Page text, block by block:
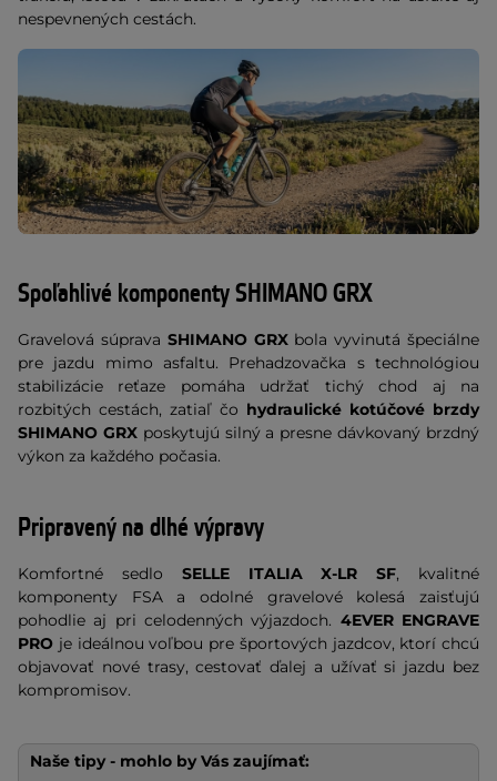
nespevnených cestách.
Spoľahlivé komponenty SHIMANO GRX
Gravelová súprava SHIMANO GRXbola vyvinutá špeciálne
pre jazdu mimo asfaltu. Prehadzovačka s technológiou
stabilizácie reťaze pomáha udržať tichý chod aj na
rozbitých cestách, zatiaľ čo hydraulické kotúčové brzdy
SHIMANO GRXposkytujú silný a presne dávkovaný brzdný
výkon za každého počasia.
Pripravený na dlhé výpravy
Komfortné sedlo SELLE ITALIA X-LR SF, kvalitné
komponenty FSA a odolné gravelové kolesá zaisťujú
pohodlie aj pri celodenných výjazdoch. 4EVER ENGRAVE
PRO je ideálnou voľbou pre športových jazdcov, ktorí chcú
objavovať nové trasy, cestovať ďalej a užívať si jazdu bez
kompromisov.
Naše tipy - mohlo by Vás zaujímať: